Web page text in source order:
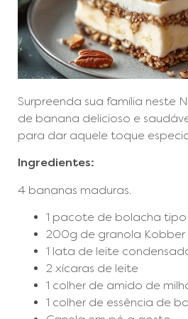
Surpreenda sua família neste
de banana delicioso e
para dar aquele toque
Ingredientes:
4 bananas maduras.
1 pacote de bolacha tipo
200g de granola Kobber
1 lata de leite
2 xícaras de leite
1 colher de amido de
1 colher de essência de